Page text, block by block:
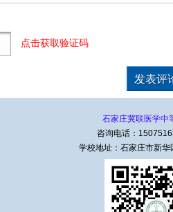
点击获取验证码
石家庄冀联医学中
咨询电话：
学校地址：石家庄市新